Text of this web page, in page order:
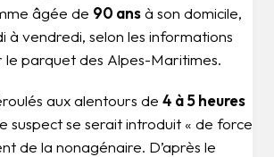
âgée de 90 ansà son domicile,
à vendredi, selon les informations
le parquet des Alpes-Maritimes.
aux alentours de 4 à 5 heures
suspect se serait introduit « de force
de la nonagénaire. D’après le